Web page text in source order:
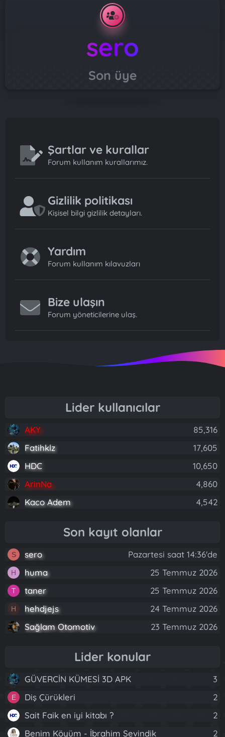
sero
Son üye
Şartlar ve kurallar
Forum kullanım kurallarımız.
Gizlilik politikası
Kişisel bilgi gizlilik detayları.
Yardım
Forum kullanım kılavuzları
Bize ulaşın
Forum yöneticilerine ulaş.
Lider kullanıcılar
AKY
85,316
Fatihklz
17,605
HDC
10,650
ArinNa
4,860
Kaco Adem
4,542
Son kayıt olanlar
S sero Pazartesi saat 14:36'de
H huma 25 Temmuz 2026
T taner 25 Temmuz 2026
H hehdjejs
24 Temmuz 2026
Sağlam Otomotiv
23 Temmuz 2026
Lider konular
GÜVERCİN KÜMESİ 3D APK 3
E Diş Çürükleri
2
Sait Faik en iyi kitabı ?
2
Benim Köyüm - İbrahim Sevindik
2